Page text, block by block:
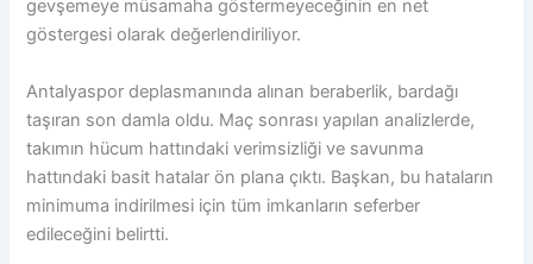
gevşemeye müsamaha göstermeyeceğinin en net
göstergesi olarak değerlendiriliyor.
Antalyaspor deplasmanında alınan beraberlik, bardağı
taşıran son damla oldu. Maç sonrası yapılan analizlerde,
takımın hücum hattındaki verimsizliği ve savunma
hattındaki basit hatalar ön plana çıktı. Başkan, bu hataların
minimuma indirilmesi için tüm imkanların seferber
edileceğini belirtti.